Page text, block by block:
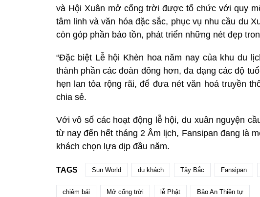
và Hội Xuân mở cổng trời được tổ chức với quy
tâm linh và văn hóa đặc sắc, phục vụ nhu cầu du
còn góp phần bảo tồn, phát triển những nét đẹp
“Đặc biệt Lễ hội Khèn hoa năm nay của khu du
thành phần các đoàn đông hơn, đa dạng các độ
hẹn lan tỏa rộng rãi, để đưa nét văn hoá truyền
chia sẻ.
Với vô số các hoạt động lễ hội, du xuân nguyện
từ nay đến hết tháng 2 Âm lịch, Fansipan đang là
khách chọn lựa dịp đầu năm.
TAGS Sun World du khách Tây Bắc Fansipan
chiêm bái Mở cổng trời lễ Phật Bảo An Thiền tự